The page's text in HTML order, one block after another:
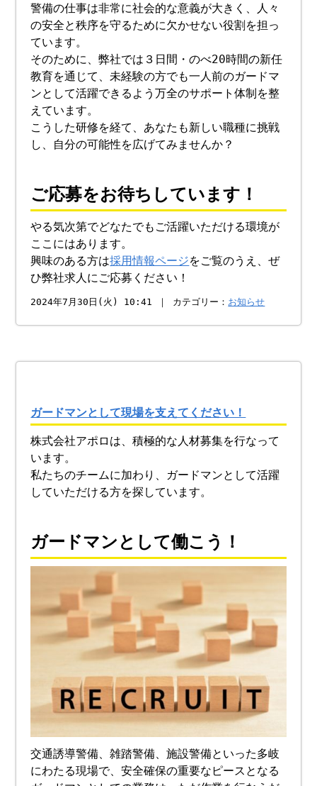
警備の仕事は非常に社会的な意義が大きく、人々
の安全と秩序を守るために欠かせない役割を担っ
ています。
そのために、弊社では３日間・のべ20時間の新任
教育を通じて、未経験の方でも一人前のガードマ
ンとして活躍できるよう万全のサポート体制を整
えています。
こうした研修を経て、あなたも新しい職種に挑戦
し、自分の可能性を広げてみませんか？
ご応募をお待ちしています！
やる気次第でどなたでもご活躍いただける環境が
ここにはあります。
興味のある方は採用情報ページをご覧のうえ、ぜ
ひ弊社求人にご応募ください！
2024年7月30日(火) 10:41 ｜ カテゴリー： お知らせ
ガードマンとして現場を支えてください！
株式会社アポロは、積極的な人材募集を行なって
います。
私たちのチームに加わり、ガードマンとして活躍
していただける方を探しています。
ガードマンとして働こう！
交通誘導警備、雑踏警備、施設警備といった多岐
にわたる現場で、安全確保の重要なピースとなる